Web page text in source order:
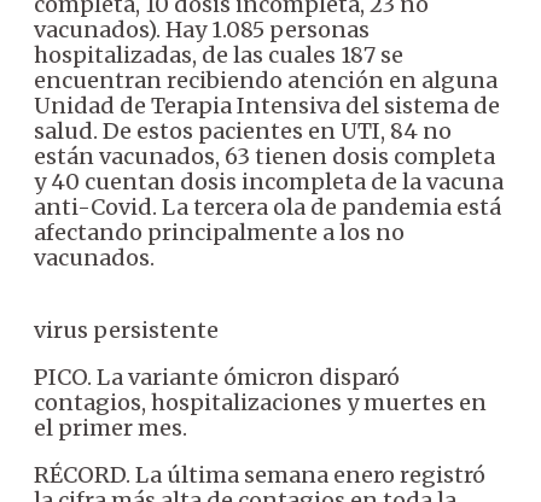
vacunados). Hay 1.085 personas
hospitalizadas, de las cuales 187 se
encuentran recibiendo atención en alguna
Unidad de Terapia Intensiva del sistema de
salud. De estos pacientes en UTI, 84 no
están vacunados, 63 tienen dosis completa
y 40 cuentan dosis incompleta de la vacuna
anti-Covid. La tercera ola de pandemia está
afectando principalmente a los no
vacunados.
virus persistente
PICO. La variante ómicron disparó
contagios, hospitalizaciones y muertes en
el primer mes.
RÉCORD. La última semana enero registró